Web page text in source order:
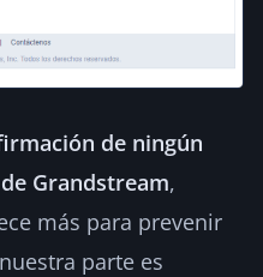
de ningún
Grandstream,
más para prevenir
parte es